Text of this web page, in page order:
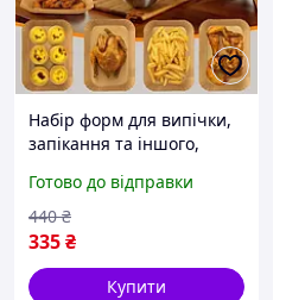
Набір форм для випічки,
запікання та іншого,
посуд для дому та
відпочинку 100 шт
Готово до відправки
335₴
440 ₴
Купити